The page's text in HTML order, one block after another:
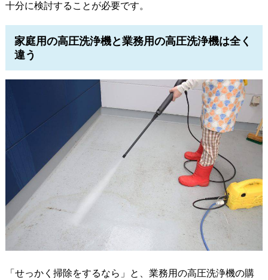
十分に検討することが必要です。
家庭用の高圧洗浄機と業務用の高圧洗浄機は全く
違う
「せっかく掃除をするなら」と、業務用の高圧洗浄機の購